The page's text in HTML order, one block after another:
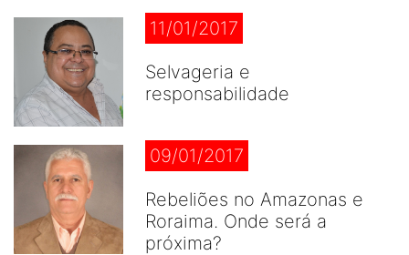
11/01/2017
Selvageria e
responsabilidade
09/01/2017
Rebeliões no Amazonas e
Roraima. Onde será a
próxima?